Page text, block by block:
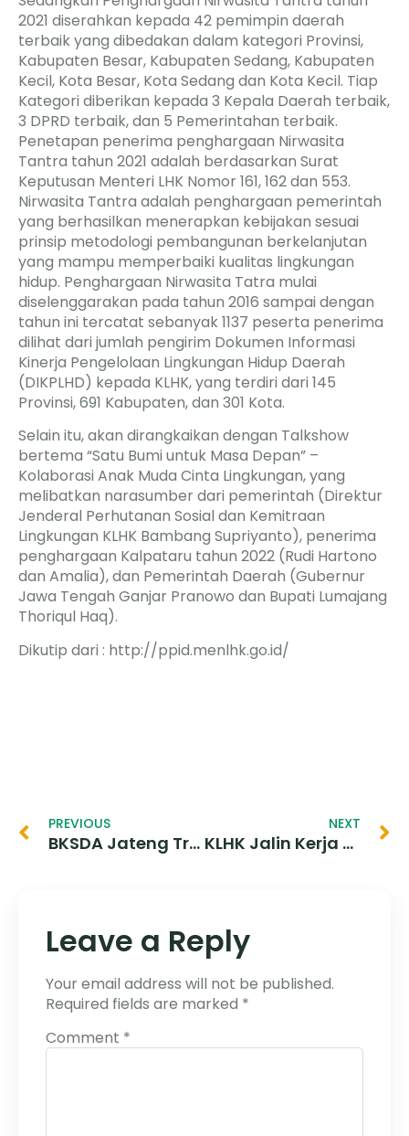
2021 diserahkan kepada 42 pemimpin daerah
terbaik yang dibedakan dalam kategori Provinsi,
Kabupaten Besar, Kabupaten Sedang, Kabupaten
Kecil, Kota Besar, Kota Sedang dan Kota Kecil. Tiap
Kategori diberikan kepada 3 Kepala Daerah terbaik,
3 DPRD terbaik, dan 5 Pemerintahan terbaik.
Penetapan penerima penghargaan Nirwasita
Tantra tahun 2021 adalah berdasarkan Surat
Keputusan Menteri LHK Nomor 161, 162 dan 553.
Nirwasita Tantra adalah penghargaan pemerintah
yang berhasilkan menerapkan kebijakan sesuai
prinsip metodologi pembangunan berkelanjutan
yang mampu memperbaiki kualitas lingkungan
hidup. Penghargaan Nirwasita Tatra mulai
diselenggarakan pada tahun 2016 sampai dengan
tahun ini tercatat sebanyak 1137 peserta penerima
dilihat dari jumlah pengirim Dokumen Informasi
Kinerja Pengelolaan Lingkungan Hidup Daerah
(DIKPLHD) kepada KLHK, yang terdiri dari 145
Provinsi, 691 Kabupaten, dan 301 Kota.
Selain itu, akan dirangkaikan dengan Talkshow
bertema “Satu Bumi untuk Masa Depan” –
Kolaborasi Anak Muda Cinta Lingkungan, yang
melibatkan narasumber dari pemerintah (Direktur
Jenderal Perhutanan Sosial dan Kemitraan
Lingkungan KLHK Bambang Supriyanto), penerima
penghargaan Kalpataru tahun 2022 (Rudi Hartono
dan Amalia), dan Pemerintah Daerah (Gubernur
Jawa Tengah Ganjar Pranowo dan Bupati Lumajang
Thoriqul Haq).
Dikutip dari : http://ppid.menlhk.go.id/
PREVIOUS
BKSDA Jateng Translokasi Sepuluh Satwa Endemik Asal Papua Barat
NEXT
KLHK Jalin Kerja Sama Pelaksanaan Program LHK Dengan Universitas Sumatera Utara
Leave a Reply
Your email address will not be published.
Required fields are marked *
Comment *